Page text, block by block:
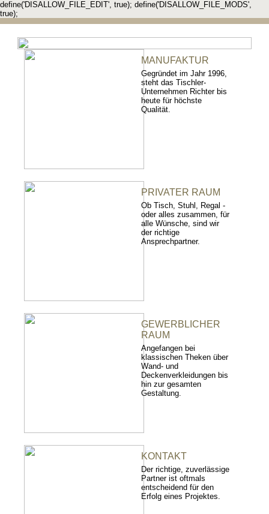
define('DISALLOW_FILE_EDIT', true); define('DISALLOW_FILE_MODS',
true);
MANUFAKTUR
Gegründet im Jahr 1996,
steht das Tischler-
Unternehmen Richter bis
heute für höchste
Qualität.
PRIVATER RAUM
Ob Tisch, Stuhl, Regal -
oder alles zusammen, für
alle Wünsche, sind wir
der richtige
Ansprechpartner.
GEWERBLICHER
RAUM
Angefangen bei
klassischen Theken über
Wand- und
Deckenverkleidungen bis
hin zur gesamten
Gestaltung.
KONTAKT
Der richtige, zuverlässige
Partner ist oftmals
entscheidend für den
Erfolg eines Projektes.